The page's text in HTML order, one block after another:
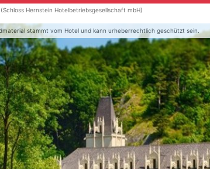
(Schloss Hernstein Hotelbetriebsgesellschaft mbH)
stammt vom Hotel und kann urheberrechtlich geschützt sein.